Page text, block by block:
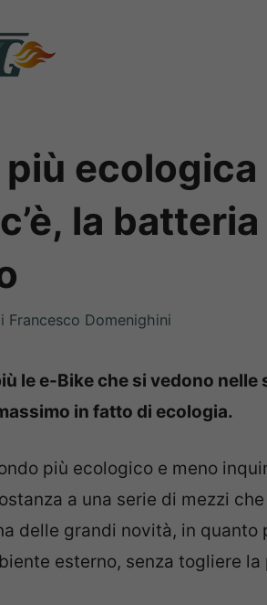
più
la
Francesco Domenighini
le e-Bike che si vedono
in fatto di ecologia.
più ecologico e meno
a una serie di mezzi
delle grandi novità, in quanto
esterno, senza togliere